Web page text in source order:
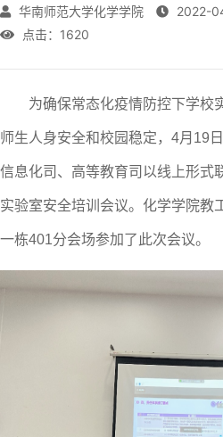
华南师范大学化学学院
2022-
点击： 1620
为确保常态化疫情防控下学校
师生人身安全和校园稳定，4月19
信息化司、高等教育司以线上形式
实验室安全培训会议。化学学院教
一栋401分会场参加了此次会议。